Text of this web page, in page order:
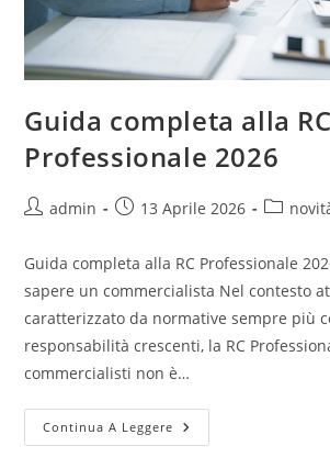
Guida completa alla RC
Professionale 2026
admin 13 Aprile 2026
Guida completa alla RC Professionale
sapere un commercialista Nel contesto
caratterizzato da normative sempre più
responsabilità crescenti, la RC
commercialisti non è…
Continua A Leggere